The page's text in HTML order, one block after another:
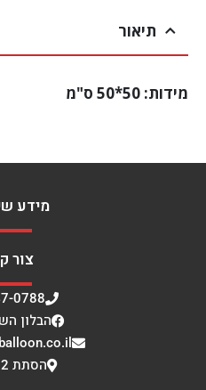
תיאור
מידות: 50*50 ס"מ
מידע
צור
0788
הבלון
הסתת 12, חולון